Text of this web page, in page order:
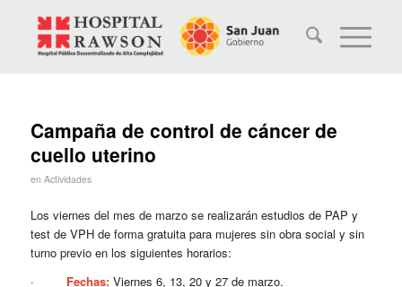
Campaña de control de cáncer de
cuello uterino
en Actividades
Los viernes del mes de marzo se realizarán estudios de PAP y
test de VPH de forma gratuita para mujeres sin obra social y sin
turno previo en los siguientes horarios:
· Fechas:Viernes 6, 13, 20 y 27 de marzo.